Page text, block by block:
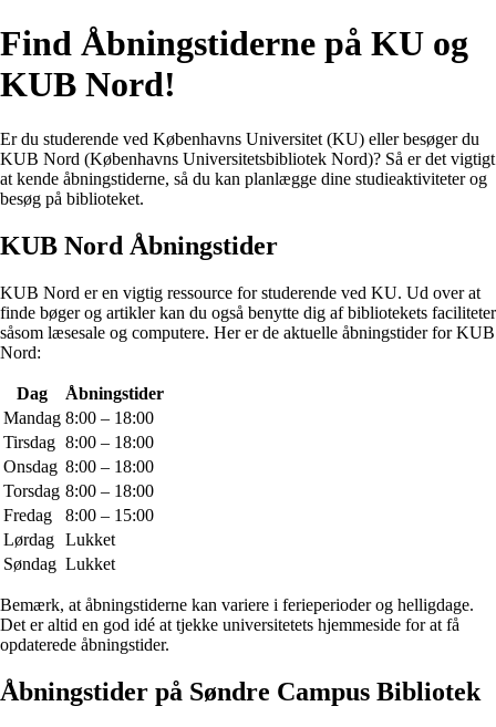
Find Åbningstiderne på KU og
KUB Nord!
Er du studerende ved Københavns Universitet (KU) eller besøger du
KUB Nord (Københavns Universitetsbibliotek Nord)? Så er det vigtigt
at kende åbningstiderne, så du kan planlægge dine studieaktiviteter og
besøg på biblioteket.
KUB Nord Åbningstider
KUB Nord er en vigtig ressource for studerende ved KU. Ud over at
finde bøger og artikler kan du også benytte dig af bibliotekets faciliteter
såsom læsesale og computere. Her er de aktuelle åbningstider for KUB
Nord:
Dag
Åbningstider
Mandag 8:00 – 18:00
Tirsdag 8:00 – 18:00
Onsdag 8:00 – 18:00
Torsdag 8:00 – 18:00
Fredag
8:00 – 15:00
Lørdag Lukket
Søndag Lukket
Bemærk, at åbningstiderne kan variere i ferieperioder og helligdage.
Det er altid en god idé at tjekke universitetets hjemmeside for at få
opdaterede åbningstider.
Åbningstider på Søndre Campus Bibliotek